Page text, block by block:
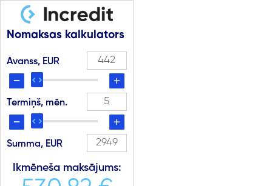
Nomaksas kalkulators
Avanss, EUR
Termiņš, mēn.
Summa, EUR
Ikmēneša maksājums: